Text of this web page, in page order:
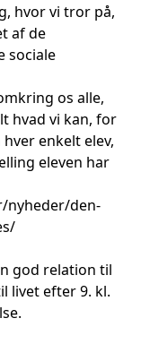
hvor vi tror på,
af de
sociale
os alle,
hvad vi kan, for
enkelt elev,
eleven har
nyheder/den-
god relation til
livet efter 9. kl.